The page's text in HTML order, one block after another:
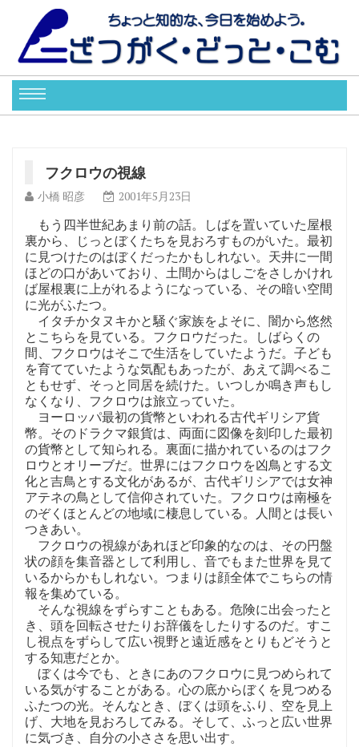
フクロウの視線
小橋 昭彦 2001年5月23日
もう四半世紀あまり前の話。しばを置いていた屋根
裏から、じっとぼくたちを見おろすものがいた。最初
に見つけたのはぼくだったかもしれない。天井に一間
ほどの口があいており、土間からはしごをさしかけれ
ば屋根裏に上がれるようになっている、その暗い空間
に光がふたつ。
イタチかタヌキかと騒ぐ家族をよそに、闇から悠然
とこちらを見ている。フクロウだった。しばらくの
間、フクロウはそこで生活をしていたようだ。子ども
を育てていたような気配もあったが、あえて調べるこ
ともせず、そっと同居を続けた。いつしか鳴き声もし
なくなり、フクロウは旅立っていた。
ヨーロッパ最初の貨幣といわれる古代ギリシア貨
幣。そのドラクマ銀貨は、両面に図像を刻印した最初
の貨幣として知られる。裏面に描かれているのはフク
ロウとオリーブだ。世界にはフクロウを凶鳥とする文
化と吉鳥とする文化があるが、古代ギリシアでは女神
アテネの鳥として信仰されていた。フクロウは南極を
のぞくほとんどの地域に棲息している。人間とは長い
つきあい。
フクロウの視線があれほど印象的なのは、その円盤
状の顔を集音器として利用し、音でもまた世界を見て
いるからかもしれない。つまりは顔全体でこちらの情
報を集めている。
そんな視線をずらすこともある。危険に出会ったと
き、頭を回転させたりお辞儀をしたりするのだ。すこ
し視点をずらして広い視野と遠近感をとりもどそうと
する知恵だとか。
ぼくは今でも、ときにあのフクロウに見つめられて
いる気がすることがある。心の底からぼくを見つめる
ふたつの光。そんなとき、ぼくは頭をふり、空を見上
げ、大地を見おろしてみる。そして、ふっと広い世界
に気づき、自分の小ささを思い出す。